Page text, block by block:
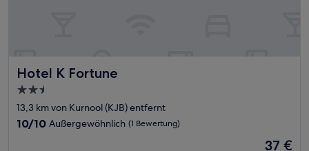
Hotel K Fortune
Hotel K Fortune
2.5-
Sterne-
Unterkunft
13,3 km von Kurnool (KJB) entfernt
10.0
10/10 Außergewöhnlich (1 Bewertung)
Der
37 €